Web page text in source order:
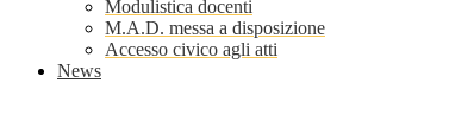
Modulistica docenti
M.A.D. messa a disposizione
Accesso civico agli atti
News